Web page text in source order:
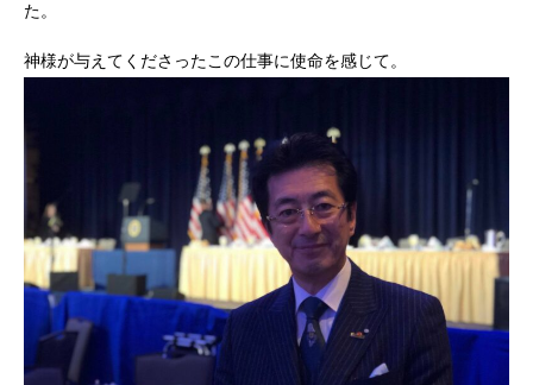
た。
神様が与えてくださったこの仕事に使命を感じて。